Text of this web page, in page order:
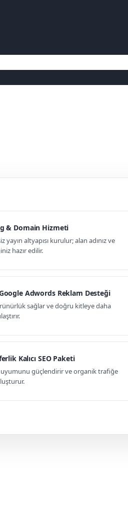
& Domain Hizmeti
yayın altyapısı kurulur; alan adınız ve
hazır edilir.
Adwords Reklam Desteği
sağlar ve doğru kitleye daha
Kalıcı SEO Paketi
güçlendirir ve organik trafiğe